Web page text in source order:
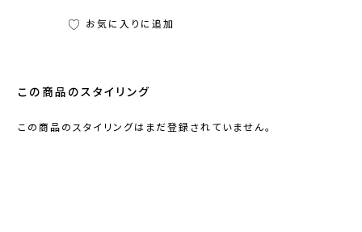
お気に入りに追加
この商品のスタイリング
この商品のスタイリングはまだ登録されていません。